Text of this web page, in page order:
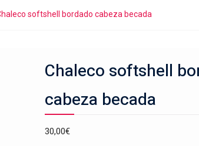
softshell bordado cabeza becada
Chaleco softshell
cabeza becada
30,00€